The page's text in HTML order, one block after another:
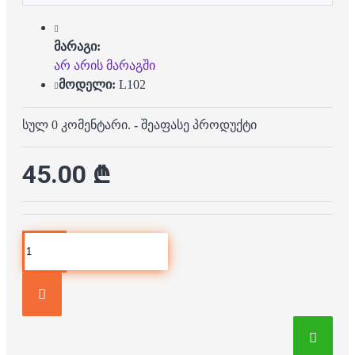
მარაგი:
არ არის მარაგში
მოდელი: L102
სულ 0 კომენტარი. - შეაფასე პროდუქტი
45.00 ₾